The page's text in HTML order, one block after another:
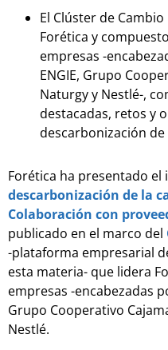
El Clúster de
Forética y
empresas -
ENGIE, Grupo
Naturgy y Nestlé-,
destacadas, retos y
descarbonización
Forética ha presentado el
descarbonización de la
Colaboración con
publicado en el marco del
-plataforma empresarial
esta materia- que lidera
empresas -encabezadas
Grupo Cooperativo
Nestlé.